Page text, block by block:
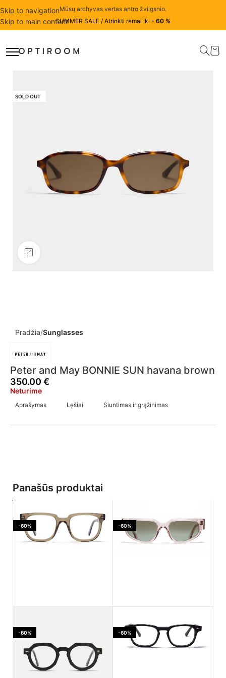
Skip to navigation
Skip to main content
Mūsų archyvas vertas antro žvilgsnio.
SUMMER SALE / Atrinkti rėmai iki - 60 %
SOLD OUT
Pradžia Sunglasses
Peter and May BONNIE SUN havana brown
350.00 €
Neturime
Aprašymas Lęšiai Siuntimas ir grąžinimas
Panašūs produktai
-60%
light
425.00€ 170.00€
-60%
Dustlight
455.00€ 182.00€
-60% -60%